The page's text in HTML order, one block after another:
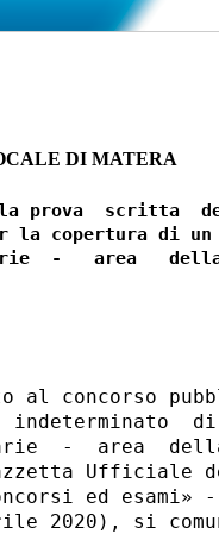
DI MATERA
prova  scritta
la copertura di
-   area
al concorso
indeterminato
-  area
Ufficiale
ed
2020), si